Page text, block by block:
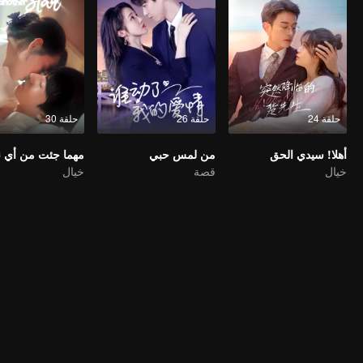
حلقة 24
أهلا! سيدي الحق
خيال
حلقة 26
من لمس حبي
قصة
حلقة 30
مهما جئت من أي
خيال